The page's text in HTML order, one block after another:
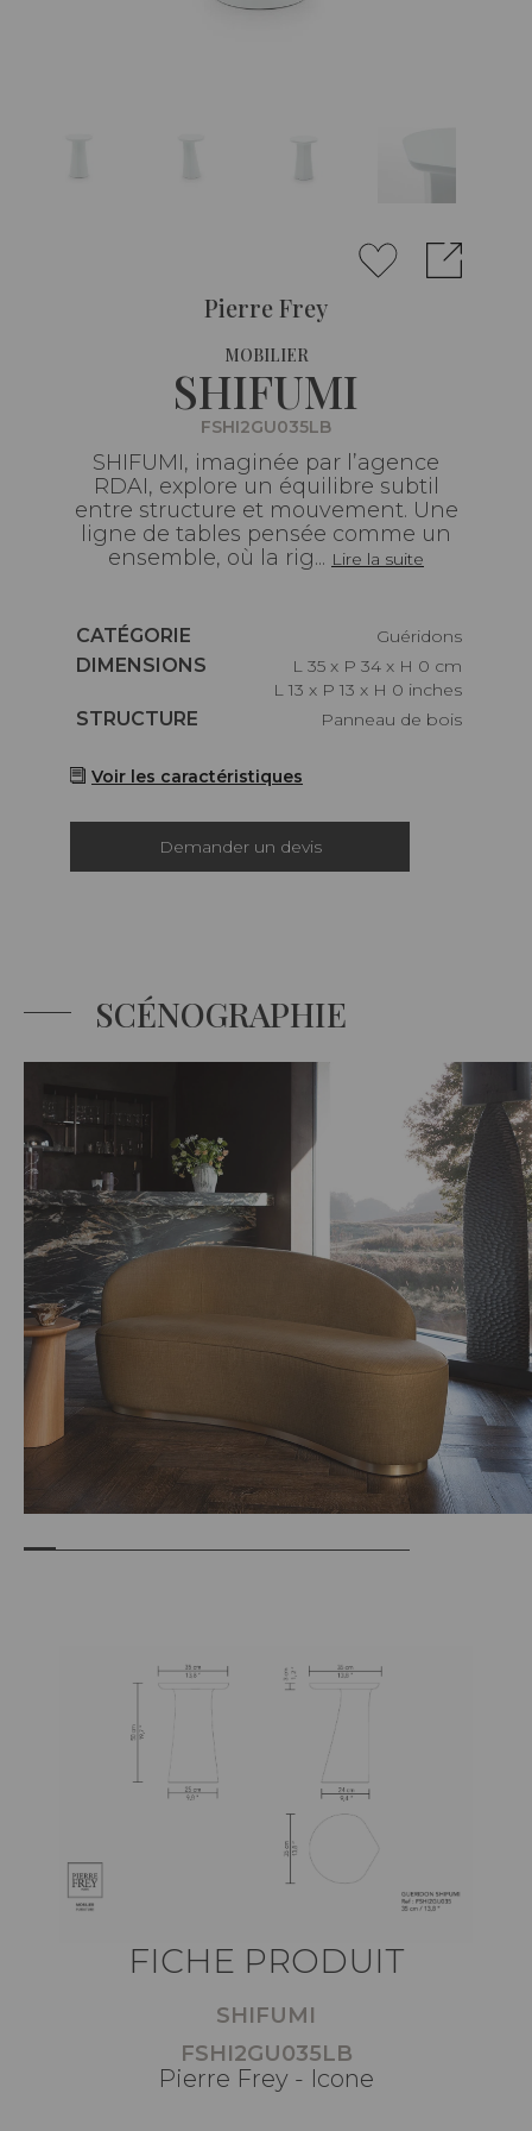
Pierre Frey
MOBILIER
SHIFUMI
FSHI2GU035LB
SHIFUMI, imaginée par l’agence
RDAI, explore un équilibre subtil
entre structure et mouvement. Une
ligne de tables pensée comme un
ensemble, où la rig... Lire la suite
Caractéristiques
CATÉGORIE
Guéridons
Caractéristiques
DIMENSIONS
L 35 x P 34 x H 0 cm
L 13 x P 13 x H 0 inches
Caractéristiques
STRUCTURE Panneau de bois
Voir les caractéristiques
Demander un devis
SCÉNOGRAPHIE
FICHE PRODUIT
SHIFUMI
FSHI2GU035LB
Pierre Frey - Icone